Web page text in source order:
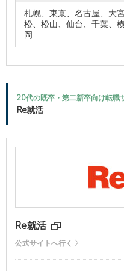
札幌、東京、名古屋、大
松、松山、仙台、千葉、
岡
20代の既卒・第二新卒向け転職
Re就活
Re就活
公式サイトへ行く